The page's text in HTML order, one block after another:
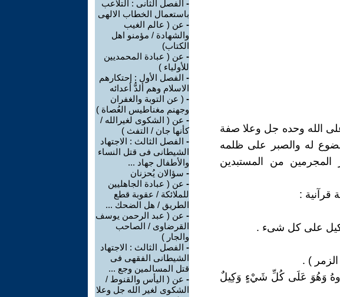
الله وحده جل وعلا صفة
له والصبر على ظلمه
المجرمين من المستبدين
على كل شىء .
وَهُوَ عَلَى كُلِّ شَيْءٍ وَكِيلٌ
- الفصل الثانى : التلاعب
باستعمال الخطاب الالهى
- عن ( عالم الغيب
والشهادة / مؤمنو اهل
الكتاب)
- عن ( عبادة المحمديين
للأولياء )
- الفصل الأول : إحتكارهم
الاسلام وهم ألدُّ أعدائه
- ( عن التوبة والغفران
وجهنم مغناطيس العُصاة )
- عن ( الشكوى لغيرالله /
كأنها جان / التفث )
- الفصل الثالث : الاجتهاد
الشيطانى فى قتل النساء
والأطفال جهاد ...
- سؤالان يُحزنان
- عن ( عبادة الجاهليين
للملائكة / عقوبة قطع
الطريق / هل الضحك ...
- عن ( عبد الرحمن يوسف
القرضاوى / الصاحب
والجار )
- الفصل الثالث : الاجتهاد
الشيطانى الفقهى فى
قتل المسالمين وجع ...
- عن ( اليأس والقنوط /
الشكوى لغير الله جل وعلا